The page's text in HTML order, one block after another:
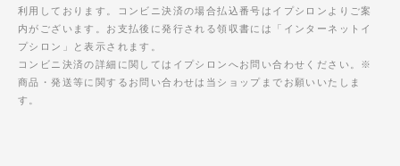
利用しております。コンビニ決済の場合払込番号はイプシロンよりご案
内がございます。お支払後に発行される領収書には「インターネットイ
プシロン」と表示されます。
コンビニ決済の詳細に関してはイプシロンへお問い合わせください。※
商品・発送等に関するお問い合わせは当ショップまでお願いいたしま
す。